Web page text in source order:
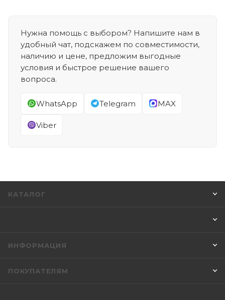
Нужна помощь с выбором? Напишите нам в
удобный чат, подскажем по совместимости,
наличию и цене, предложим выгодные
условия и быстрое решение вашего
вопроса.
WhatsApp Telegram MAX
Viber
КАТАЛОГ
ИНФОРМАЦИЯ
ПОКУПАТЕЛЯМ